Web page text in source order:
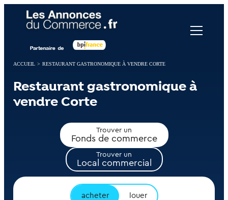
ACCUEIL > RESTAURANT GASTRONOMIQUE À VENDRE CORTE
Restaurant gastronomique à
vendre Corte
Trouver un
Fonds de commerce
Trouver un
Local commercial
acheter louer
Panneau de gestion des cookies